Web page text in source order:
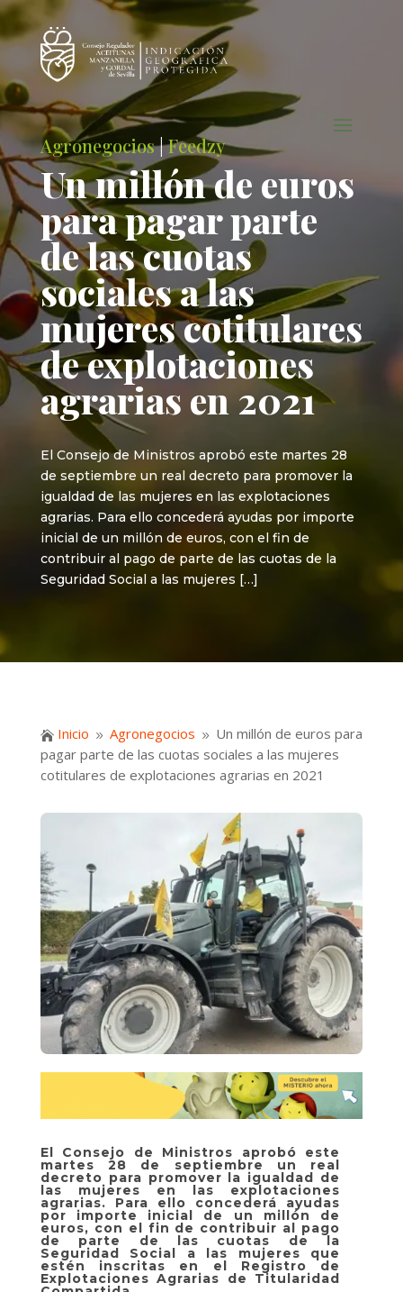
Agronegocios|Feedzy
Un millón de euros
para pagar parte
de las cuotas
sociales a las
mujeres cotitulares
de explotaciones
agrarias en 2021
El Consejo de Ministros aprobó este martes 28
de septiembre un real decreto para promover la
igualdad de las mujeres en las explotaciones
agrarias. Para ello concederá ayudas por importe
inicial de un millón de euros, con el fin de
contribuir al pago de parte de las cuotas de la
Seguridad Social a las mujeres […]
 Inicio 9 Agronegocios 9 Un millón de euros para
pagar parte de las cuotas sociales a las mujeres
cotitulares de explotaciones agrarias en 2021
El Consejo de Ministros aprobó este
martes 28 de septiembre un real
decreto para promover la igualdad de
las mujeres en las explotaciones
agrarias. Para ello concederá ayudas
por importe inicial de un millón de
euros, con el fin de contribuir al pago
de parte de las cuotas de la
Seguridad Social a las mujeres que
estén inscritas en el Registro de
Explotaciones Agrarias de Titularidad